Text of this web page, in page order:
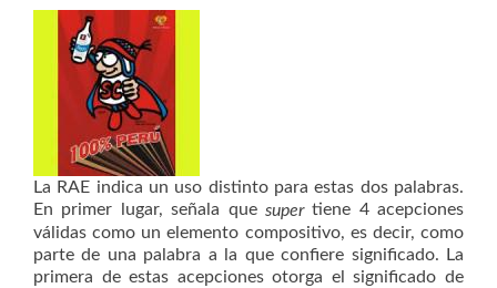
La RAE indica un uso distinto para estas dos palabras.
En primer lugar, señala que supertiene 4 acepciones
válidas como un elemento compositivo, es decir, como
parte de una palabra a la que confiere significado. La
primera de estas acepciones otorga el significado de